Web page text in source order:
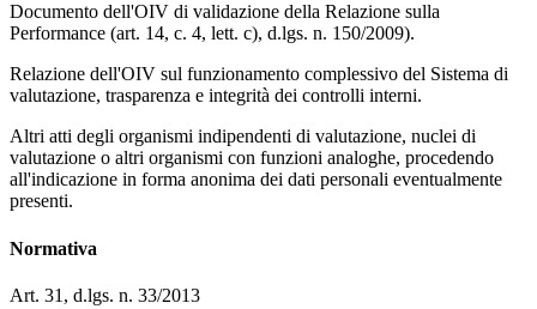
Documento dell'OIV di validazione della Relazione sulla
Performance (art. 14, c. 4, lett. c), d.lgs. n. 150/2009).
Relazione dell'OIV sul funzionamento complessivo del Sistema di
valutazione, trasparenza e integrità dei controlli interni.
Altri atti degli organismi indipendenti di valutazione, nuclei di
valutazione o altri organismi con funzioni analoghe, procedendo
all'indicazione in forma anonima dei dati personali eventualmente
presenti.
Normativa
Art. 31, d.lgs. n. 33/2013